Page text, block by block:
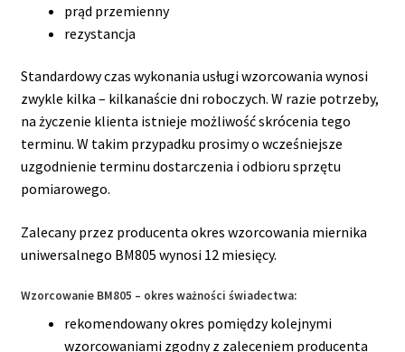
prąd przemienny
rezystancja
Standardowy czas wykonania usługi wzorcowania wynosi
zwykle kilka – kilkanaście dni roboczych. W razie potrzeby,
na życzenie klienta istnieje możliwość skrócenia tego
terminu. W takim przypadku prosimy o wcześniejsze
uzgodnienie terminu dostarczenia i odbioru sprzętu
pomiarowego.
Zalecany przez producenta okres wzorcowania miernika
uniwersalnego BM805 wynosi 12 miesięcy.
Wzorcowanie BM805 – okres ważności świadectwa:
rekomendowany okres pomiędzy kolejnymi
wzorcowaniami zgodny z zaleceniem producenta